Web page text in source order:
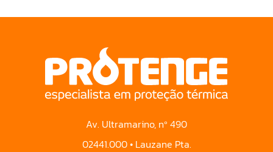
Av. Ultramarino, nº 490
02441.000 • Lauzane Pta.